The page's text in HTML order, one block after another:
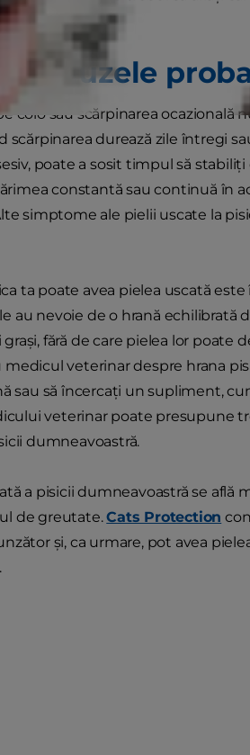
cauzele
colo sau scărpinarea ocazională
scărpinarea durează zile întregi
poate a sosit timpul să
constantă sau continuă în
simptome ale pielii uscate la
ta poate avea pielea uscată
au nevoie de o hrană
fără de care pielea lor poate
veterinar despre hrana
sau să încercați un supliment,
veterinar poate presupune
dumneavoastră.
a pisicii dumneavoastră se află
de greutate.Cats Protection
și, ca urmare, pot avea